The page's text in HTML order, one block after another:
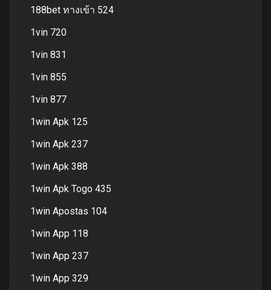
188bet ทางเข้า 524
1vin 720
1vin 831
1vin 855
1vin 877
1win Apk 125
1win Apk 237
1win Apk 388
1win Apk Togo 435
1win Apostas 104
1win App 118
1win App 237
1win App 329